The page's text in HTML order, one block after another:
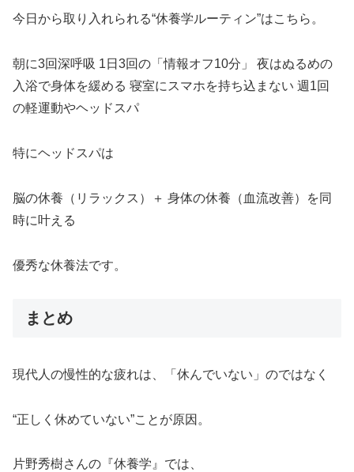
今日から取り入れられる“休養学ルーティン”はこちら。
朝に3回深呼吸 1日3回の「情報オフ10分」 夜はぬるめの
入浴で身体を緩める 寝室にスマホを持ち込まない 週1回
の軽運動やヘッドスパ
特にヘッドスパは
脳の休養（リラックス）＋ 身体の休養（血流改善）を同
時に叶える
優秀な休養法です。
まとめ
現代人の慢性的な疲れは、「休んでいない」のではなく
“正しく休めていない”ことが原因。
片野秀樹さんの『休養学』では、